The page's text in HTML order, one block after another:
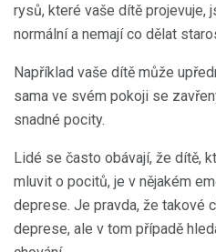
rysů, které vaše dítě projevuje,
normální a nemají co dělat
Například vaše dítě může
sama ve svém pokoji se
snadné pocity.
Lidé se často obávají, že dítě,
mluvit o pocitů, je v nějakém
deprese. Je pravda, že takové
deprese, ale v tom případě